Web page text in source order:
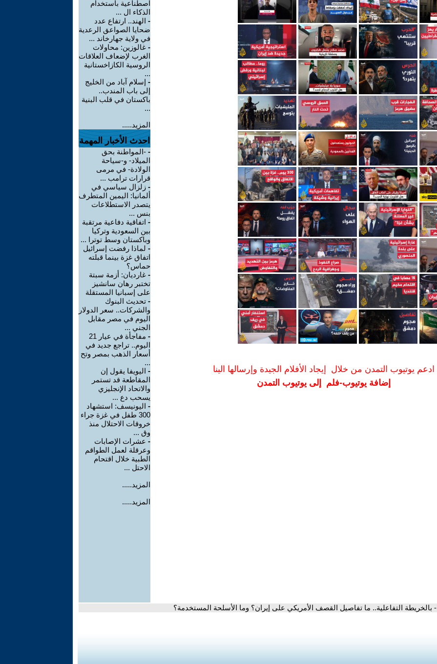
ادعم يوتيوب التمدن من خلال إيجاد الأفلام الجيدة وإرسالها الينا
إضافة يوتيوب-فلم إلى يوتيوب التمدن
اصطناعية باستخدام
الذكاء ال ...
- الهند.. ارتفاع عدد
ضحايا الصواعق الرعدية
في ولاية جهارخاند ...
- غالوزين: محاولات
الغرب لإضعاف العلاقات
الروسية الكازاخستانية
...
- إسلام آباد من الخليج
إلى باب المندب..
باكستان في قلب البنية
...
المزيد.....
احدث الأخبار المهمة
- -المواطنة بحق
الميلاد- و-سياحة
الولادة- في مرمى
قرارات ترامب ...
- زلزال سياسي في
ألمانيا: اليمين المتطرف
يتصدر الاستطلاعات
بنس ...
- اتفاقية دفاعية مرتقبة
بين السعودية وتركيا
وباكستان وسط توترا ...
- لماذا رفضت إسرائيل
اتفاق غزة بينما قبلته
حماس؟
- غارديان: أزمة سبتة
تختبر رهان سانشيز
على إسبانيا المستقلة
- تحديث البنوك
والشركات.. سعر الدولار
اليوم في مصر مقابل
الجني ...
-
مفاجأة في عيار 21
اليوم.. تراجع جديد في
أسعار الذهب بمصر وتح
...
- اليويفا يقول إن
المقاطعة قد تستمر
والاتحاد الإنجليزي
يسحب دع ...
- اليونيسف: استشهاد
300 طفل في غزة جراء
خروقات الاحتلال منذ
وق ...
- عشرات الإصابات
وعرقلة لعمل الطواقم
الطبية خلال اقتحام
الاحتل ...
المزيد.....
المزيد.....
- بالخريطة التفاعلية.. ما تفاصيل القصف الأمريكي على إيران؟ وما الأسلحة المستخدمة؟